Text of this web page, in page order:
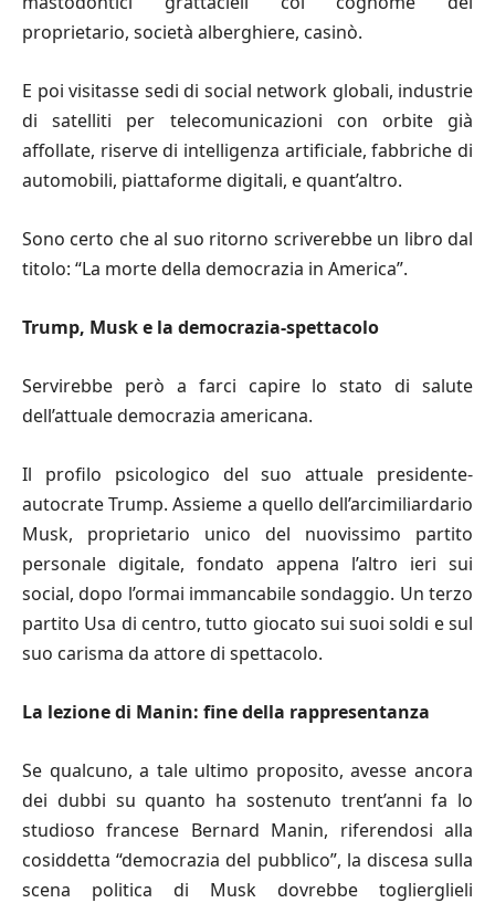
proprietario, società alberghiere, casinò.
E poi visitasse sedi di social network globali, industrie
di satelliti per telecomunicazioni con orbite già
affollate, riserve di intelligenza artificiale, fabbriche di
automobili, piattaforme digitali, e quant’altro.
Sono certo che al suo ritorno scriverebbe un libro dal
titolo: “La morte della democrazia in America”.
Trump, Musk e la democrazia-spettacolo
Servirebbe però a farci capire lo stato di salute
dell’attuale democrazia americana.
Il profilo psicologico del suo attuale presidente-
autocrate Trump. Assieme a quello dell’arcimiliardario
Musk, proprietario unico del nuovissimo partito
personale digitale, fondato appena l’altro ieri sui
social, dopo l’ormai immancabile sondaggio. Un terzo
partito Usa di centro, tutto giocato sui suoi soldi e sul
suo carisma da attore di spettacolo.
La lezione di Manin: fine della rappresentanza
Se qualcuno, a tale ultimo proposito, avesse ancora
dei dubbi su quanto ha sostenuto trent’anni fa lo
studioso francese Bernard Manin, riferendosi alla
cosiddetta “democrazia del pubblico”, la discesa sulla
scena politica di Musk dovrebbe toglierglieli